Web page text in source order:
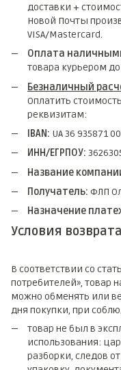
доставки +
Новой Почты
VISA/Mastercard.
Оплата
товара курьером
Безналичный
Оплатить
реквизитам:
IBAN: UA 36 935871
ИНН/ЕГРПОУ:
Название
Получатель: ФЛП
Назначение
Условия
В соответствии со
потребителей», товар
можно обменять или
дня покупки, при
товар не был в
использования:
разборки, следов